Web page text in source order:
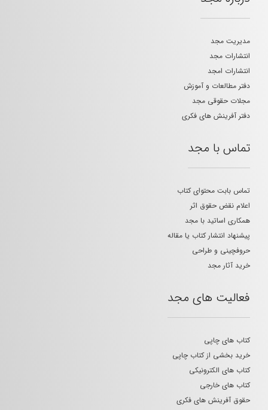
مدیریت مجد
انتشارات مجد
انتشارات امجد
دفتر مطالعات و آموزش
مجلات حقوقی مجد
دفتر آفرینش های فکری
تماس با مجد
تماس بابت محتوای کتاب
اعلام نقض حقوق اثر
همکاری اساتید با مجد
پیشنهاد انتشار کتاب یا مقاله
حروفچینی و طراحی
خرید آثار مجد
فعالیت های مجد
کتاب های چاپی
خرید بخشی از کتاب چاپی
کتاب های الکترونیکی
کتاب های خارجی
حقوق آفرینش های فکری